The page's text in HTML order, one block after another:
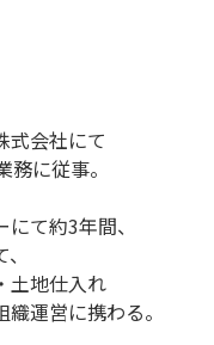
式会社にて
に従事。
て約3年間、
土地仕入れ
運営に携わる。